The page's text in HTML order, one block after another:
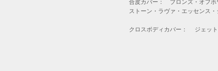
合皮カバー： ブロンズ・オフホ
ストーン・ラヴァ・エッセンス
クロスボディカバー： ジェッ